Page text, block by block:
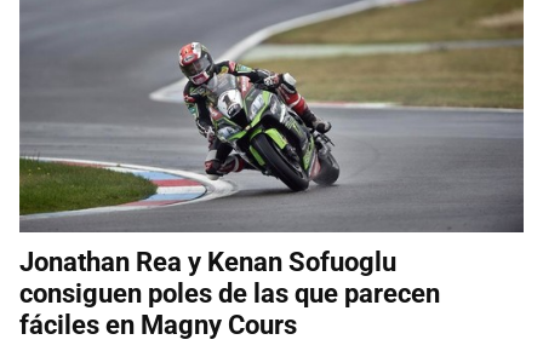
Jonathan Rea y Kenan Sofuoglu
consiguen poles de las que parecen
fáciles en Magny Cours